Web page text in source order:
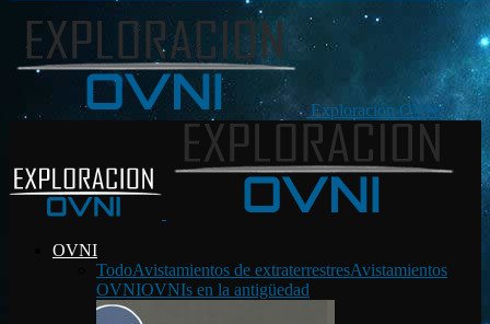
Exploración OVNI
OVNI
TodoAvistamientos de extraterrestresAvistamientos
OVNIOVNIs en la antigüedad